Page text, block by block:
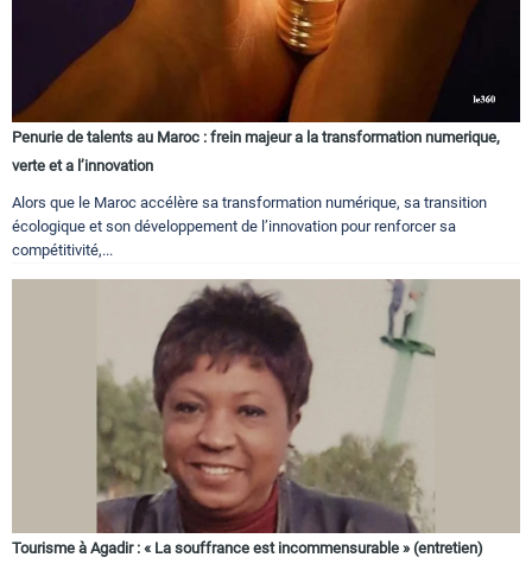
Penurie de talents au Maroc : frein majeur a la transformation numerique,
verte et a l’innovation
Alors que le Maroc accélère sa transformation numérique, sa transition
écologique et son développement de l’innovation pour renforcer sa
compétitivité,...
Tourisme à Agadir : « La souffrance est incommensurable » (entretien)